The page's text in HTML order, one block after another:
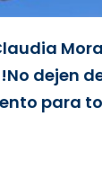
dejen
para